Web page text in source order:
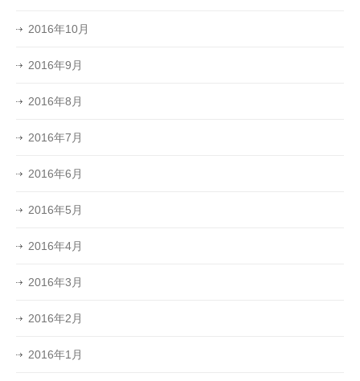
2016年10月
2016年9月
2016年8月
2016年7月
2016年6月
2016年5月
2016年4月
2016年3月
2016年2月
2016年1月